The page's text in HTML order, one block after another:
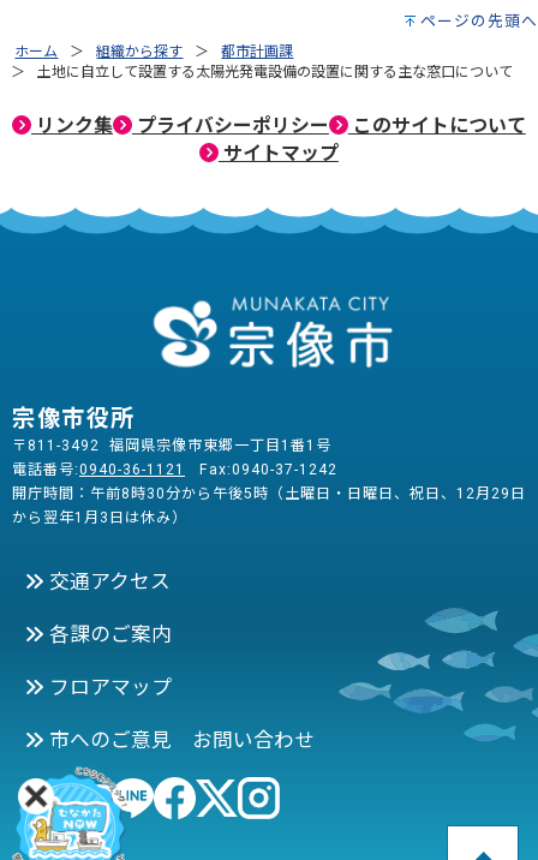
ページの先頭へ
ホーム 組織から探す
都市計画課
土地に自立して設置する太陽光発電設備の設置に関する主な窓口について
リンク集 プライバシーポリシー
このサイトについて
サイトマップ
宗像市役所
〒811-3492 福岡県宗像市東郷一丁目1番1号
電話番号:0940-36-1121
Fax:0940-37-1242
開庁時間：午前8時30分から午後5時（土曜日・日曜日、祝日、12月29日
から翌年1月3日は休み）
交通アクセス
各課のご案内
フロアマップ
市へのご意見 お問い合わせ